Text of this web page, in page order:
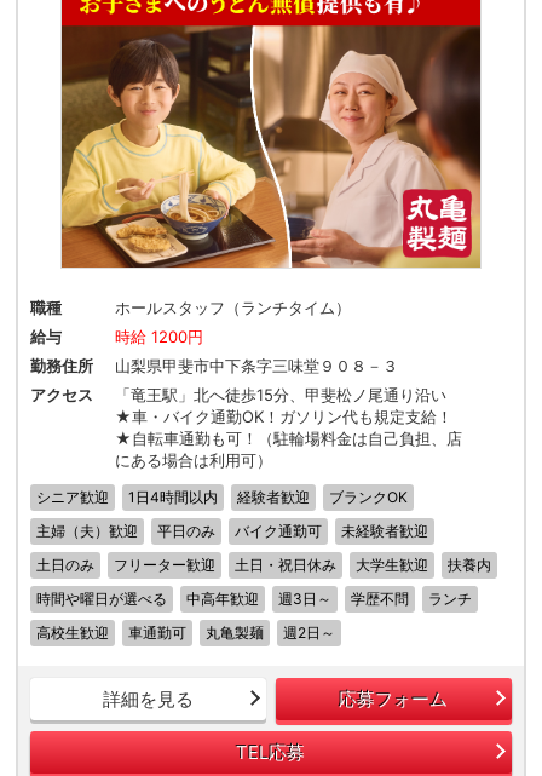
職種
ホールスタッフ（ランチタイム）
給与
時給 1200円
勤務住所
山梨県甲斐市中下条字三味堂９０８－３
アクセス
「竜王駅」北へ徒歩15分、甲斐松ノ尾通り沿い
★車・バイク通勤OK！ガソリン代も規定支給！
★自転車通勤も可！（駐輪場料金は自己負担、店
にある場合は利用可）
シニア歓迎 1日4時間以内 経験者歓迎
ブランクOK
主婦（夫）歓迎
平日のみ バイク通勤可
未経験者歓迎
土日のみ
フリーター歓迎 土日・祝日休み 大学生歓迎
扶養内
時間や曜日が選べる
中高年歓迎 週3日～ 学歴不問
ランチ
高校生歓迎
車通勤可 丸亀製麺 週2日～
詳細を見る 応募フォーム
TEL応募